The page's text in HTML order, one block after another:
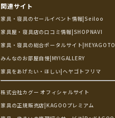
関連サイト
家具・寝具のセールイベント情報|Seiloo
家具屋・寝具店の口コミ情報|SHOPNAVI
家具・寝具の総合ポータルサイト|HEYAGOTO
みんなのお部屋自慢|MY!GALLERY
家具をあげたい・ほしい|ヘヤゴトフリマ
株式会社カグー オフィシャルサイト
家具の正規販売店|KAGOOプレミアム